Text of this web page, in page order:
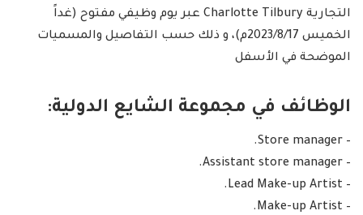
التجارية Charlotte Tilbury عبر يوم وظيفي مفتوح (غداً
الخميس 2023/8/17م)، و ذلك حسب التفاصيل والمسميات
الموضحة في الأسفل
الوظائف في مجموعة الشايع الدولية:
– Store manager.
– Assistant store manager.
– Lead Make-up Artist.
– Make-up Artist.